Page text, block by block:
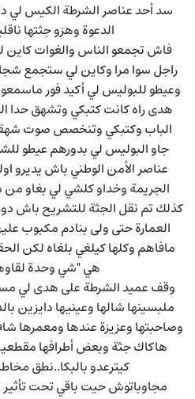
سد أحد عناصر الشرطة الكيس لي
الدعوة وهزو جثتها
فاش تجمعو الناس والغوات كاين
راجل سوا مرا وكاين لي ستجمع
وعيطو للبوليس لي أكيد فور
هدى راه كانت كتبكي وتشهق حدا
الباب وكتبكي وتنخصص صوت
جاو البوليس لي بدورهم عيطو
عناصر الأمن الوطني باش يديرو
الجريمة وخداو كلشي لي بغاو
كذلك تم نقل الجثة للتشريح باش
العمارة حتى ولى بنادم مكبوب
مافاهم وكلها كيلغي بلغاه لكن
هي "شي وحدة
وقف عميد الشرطة على هدى لي
ملبسينها شالها وعينيها دايزين
وصاحبتها وعزيزة عندها ومعمرها
هاكاك جثة وبعض أطرافها
كيترعدو بالبكا..نطق
مجاوباتوش حيت باقي تحت تأثير